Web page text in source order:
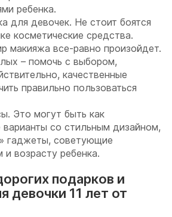
ребенка.
для девочек. Не стоит боятся
косметические средства.
макияжа все-равно произойдет.
– помочь с выбором,
качественные
правильно пользоваться
Это могут быть как
варианты со стильным дизайном,
гаджеты, советующие
и возрасту ребенка.
подарков и
девочки 11 лет от